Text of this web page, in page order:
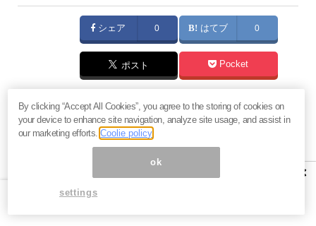
シェア 0 はてブ 0
ポスト Pocket
賃貸か、持ち家か。この議論は毎度なされている話で
す。しかし、何をもって「トク」と考えるかは人それ
ぞれ。双方のメリット・デメリットと、私が「持ち家
派」に転向した理由をお伝えします。（『
×
By clicking “Accept All Cookies”, you agree to the storing of cookies on
your device to enhance site navigation, analyze site usage, and assist in
our marketing efforts.Coolie policy
ok
settings